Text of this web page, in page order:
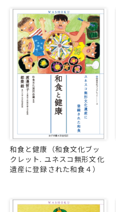
和食と健康（和食文化ブッ
クレット. ユネスコ無形文化
遺産に登録された和食４）